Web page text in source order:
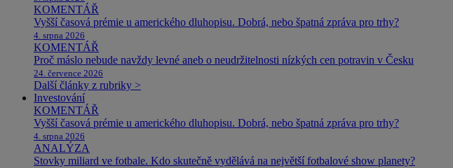
KOMENTÁŘ
Vyšší časová prémie u amerického dluhopisu. Dobrá, nebo špatná zpráva pro trhy?
4. srpna 2026
KOMENTÁŘ
Proč máslo nebude navždy levné aneb o neudržitelnosti nízkých cen potravin v Česku
24. července 2026
Další články z rubriky >
Investování
KOMENTÁŘ
Vyšší časová prémie u amerického dluhopisu. Dobrá, nebo špatná zpráva pro trhy?
4. srpna 2026
ANALÝZA
Stovky miliard ve fotbale. Kdo skutečně vydělává na největší fotbalové show planety?